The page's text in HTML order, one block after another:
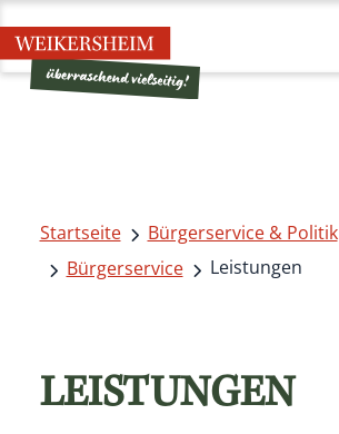
Startseite
Bürgerservice & Politik
Bürgerservice
Leistungen
LEISTUNGEN